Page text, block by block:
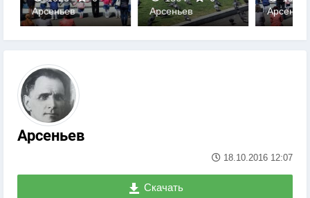
0
Арсеньев
0
Арсеньев
0
Арсеньев
Арсеньев
18.10.2016 12:07
Скачать